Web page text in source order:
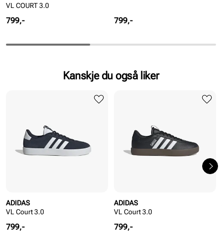
VL COURT 3.0
Pris
799,- Pris
799,-
Kanskje du også liker
ADIDAS
VL Court 3.0
Pris
799,-
ADIDAS
VL Court 3.0
Pris
799,-